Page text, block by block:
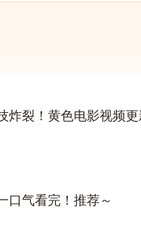
炸裂！黄色电影视频
口气看完！推荐～